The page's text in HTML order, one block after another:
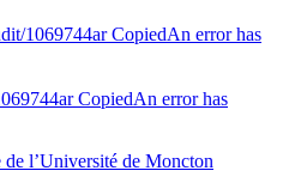
1069744arCopiedAn error has
CopiedAn error has
de l’Université de Moncton